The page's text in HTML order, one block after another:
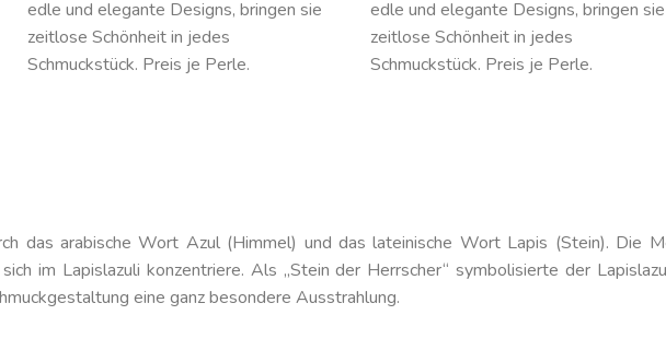
edle und elegante Designs, bringen sie
zeitlose Schönheit in jedes
Schmuckstück. Preis je Perle.
edle und elegante Designs, bringen sie
zeitlose Schönheit in jedes
Schmuckstück. Preis je Perle.
das arabische Wort Azul (Himmel) und das lateinische Wort Lapis (Stein). Die
im Lapislazuli konzentriere. Als „Stein der Herrscher“ symbolisierte der
eine ganz besondere Ausstrahlung.